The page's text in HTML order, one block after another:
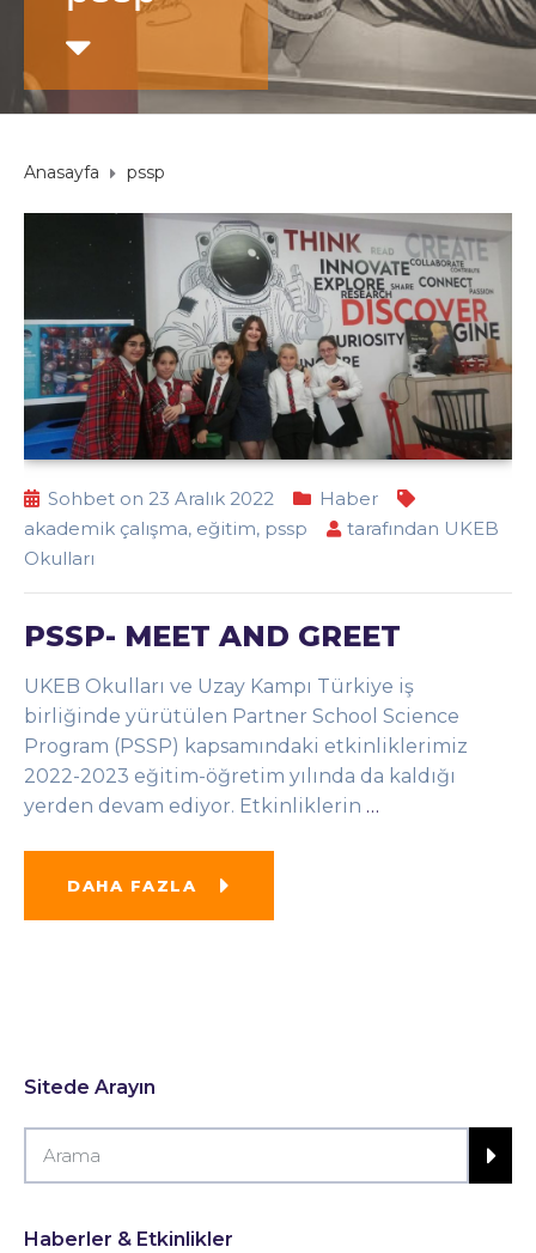
Anasayfa pssp
Sohbet on 23 Aralık 2022
Haber
akademik çalışma, eğitim, pssp tarafından UKEB
Okulları
PSSP- MEET AND GREET
UKEB Okulları ve Uzay Kampı Türkiye iş
birliğinde yürütülen Partner School Science
Program (PSSP) kapsamındaki etkinliklerimiz
2022-2023 eğitim-öğretim yılında da kaldığı
yerden devam ediyor. Etkinliklerin …
DAHA FAZLA
Sitede Arayın
Haberler & Etkinlikler